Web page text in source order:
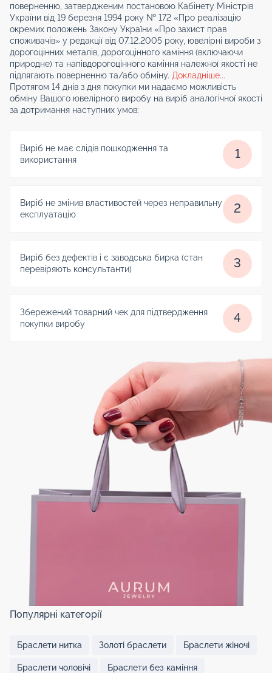
поверненню, затвердженим постановою Кабінету Міністрів
України від 19 березня 1994 року № 172 «Про реалізацію
окремих положень Закону України «Про захист прав
споживачів» у редакції від 07.12.2005 року, ювелірні вироби з
дорогоцінних металів, дорогоцінного каміння (включаючи
природне) та напівдорогоцінного каміння належної якості не
підлягають поверненню та/або обміну. Докладніше...
Протягом 14 днів з дня покупки ми надаємо можливість
обміну Вашого ювелірного виробу на виріб аналогічної якості
за дотримання наступних умов:
Виріб не має слідів пошкодження та
використання
1
Виріб не змінив властивостей через неправильну
експлуатацію
2
Виріб без дефектів і є заводська бирка (стан
перевіряють консультанти)
3
Збережений товарний чек для підтвердження
покупки виробу
4
Популярні категорії
Браслети нитка Золоті браслети Браслети жіночі
Браслети чоловічі Браслети без каміння